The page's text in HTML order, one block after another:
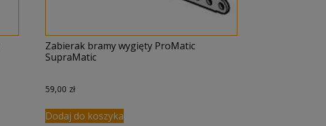
Zabierak bramy wygięty ProMatic
SupraMatic
59,00 zł
Dodaj do koszyka